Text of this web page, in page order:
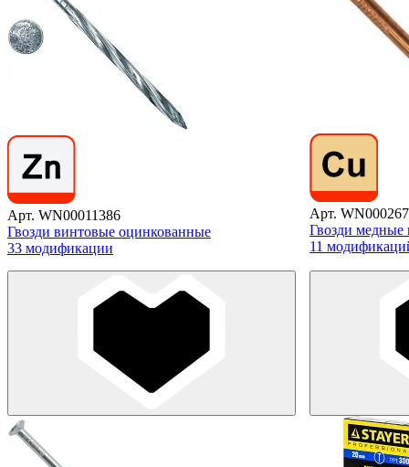
Арт. WN00011386
Гвозди винтовые оцинкованные
33 модификации
Арт.
Гвозди медные
11